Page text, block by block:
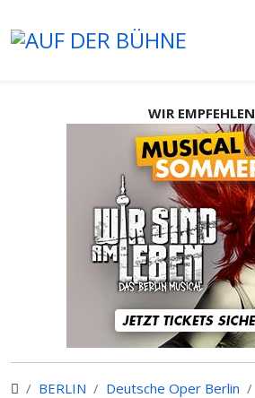
WIR EMPFEHLEN
BERLIN Deutsche Oper Berlin